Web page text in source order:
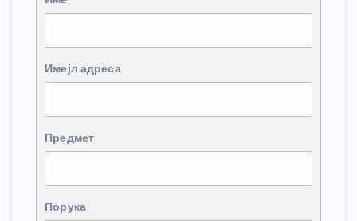
Имејл адреса
Предмет
Порука